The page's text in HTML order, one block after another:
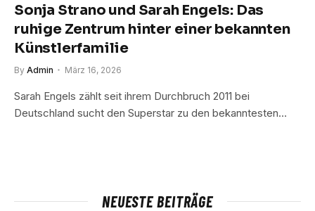
Sonja Strano und Sarah Engels: Das
ruhige Zentrum hinter einer bekannten
Künstlerfamilie
By Admin März 16, 2026
Sarah Engels zählt seit ihrem Durchbruch 2011 bei
Deutschland sucht den Superstar zu den bekanntesten…
NEUESTE BEITRÄGE